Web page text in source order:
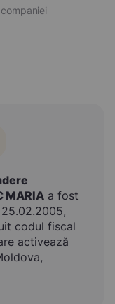
MARIA a fost
codul fiscal
activează